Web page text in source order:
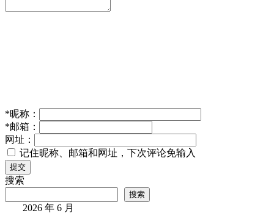
*昵称：
*邮箱：
网址：
记住昵称、邮箱和网址，下次评论免输入
提交
搜索
搜索
2026 年 6 月